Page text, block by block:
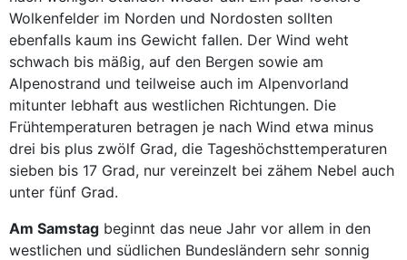
Wolkenfelder im Norden und Nordosten sollten
ebenfalls kaum ins Gewicht fallen. Der Wind weht
schwach bis mäßig, auf den Bergen sowie am
Alpenostrand und teilweise auch im Alpenvorland
mitunter lebhaft aus westlichen Richtungen. Die
Frühtemperaturen betragen je nach Wind etwa minus
drei bis plus zwölf Grad, die Tageshöchsttemperaturen
sieben bis 17 Grad, nur vereinzelt bei zähem Nebel auch
unter fünf Grad.
Am Samstag beginnt das neue Jahr vor allem in den
westlichen und südlichen Bundesländern sehr sonnig